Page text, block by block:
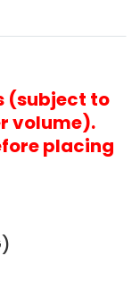
(subject to
volume).
placing